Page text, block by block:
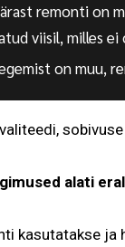
remonti on
viisil, milles
on muu,
alati
kasutatakse